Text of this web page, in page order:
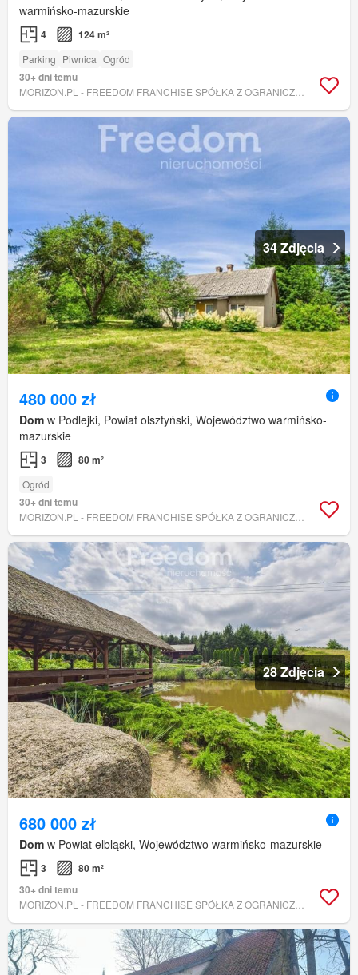
warmińsko-mazurskie
4 124 m²
Parking Piwnica Ogród
30+ dni temu
34 Zdjęcia
480 000 zł
Dom w Podlejki, Powiat olsztyński, Województwo warmińsko-
mazurskie
3 80 m²
Ogród
30+ dni temu
28 Zdjęcia
680 000 zł
Dom w Powiat elbląski, Województwo warmińsko-mazurskie
3
80 m²
30+ dni temu